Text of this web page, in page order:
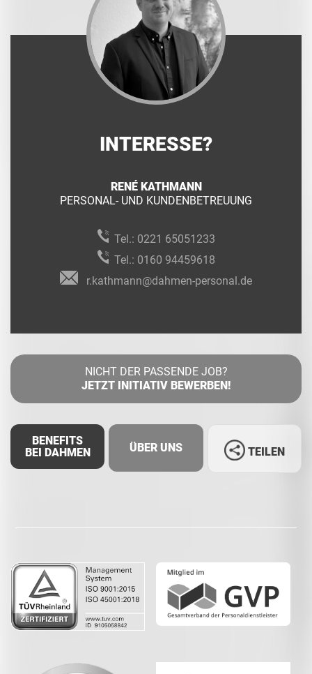
INTERESSE?
RENÉ KATHMANN
PERSONAL- UND KUNDENBETREUUNG
Tel.: 0221 65051233
Tel.: 0160 94459618
r.kathmann@dahmen-personal.de
NICHT DER PASSENDE JOB?
JETZT INITIATIV BEWERBEN!
BENEFITS
BEI DAHMEN
ÜBER UNS
Whatsapp
TEILEN